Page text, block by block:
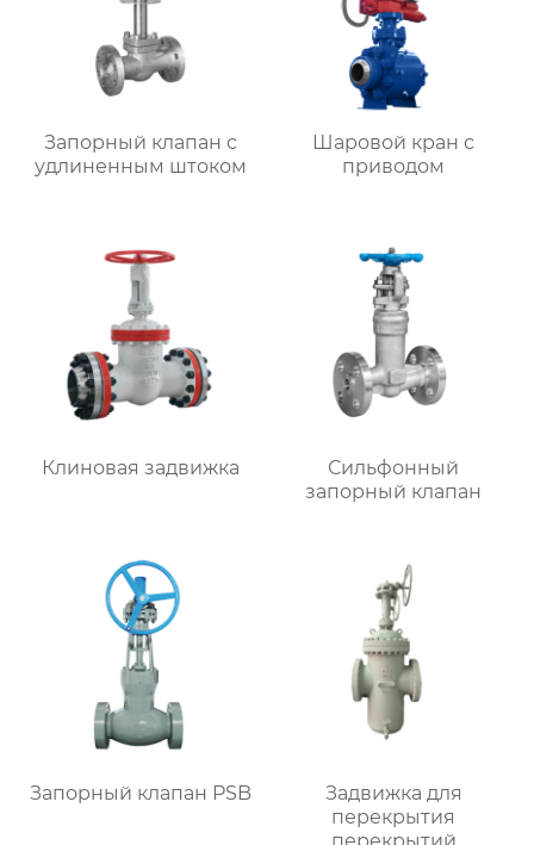
Запорный клапан с
удлиненным штоком
Шаровой кран с
приводом
Клиновая задвижка
Сильфонный
запорный клапан
Запорный клапан PSB
Задвижка для
перекрытия